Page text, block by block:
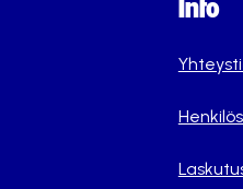
Info